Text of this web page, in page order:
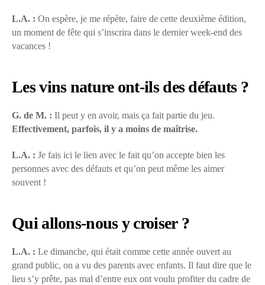
L.A. : On espère, je me répète, faire de cette deuxième édition,
un moment de fête qui s’inscrira dans le dernier week-end des
vacances !
Les vins nature ont-ils des défauts ?
G. de M. : Il peut y en avoir, mais ça fait partie du jeu.
Effectivement, parfois, il y a moins de maîtrise.
L.A. : Je fais ici le lien avec le fait qu’on accepte bien les
personnes avec des défauts et qu’on peut même les aimer
souvent !
Qui allons-nous y croiser ?
L.A. : Le dimanche, qui était comme cette année ouvert au
grand public, on a vu des parents avec enfants. Il faut dire que le
lieu s’y prête, pas mal d’entre eux ont voulu profiter du cadre de